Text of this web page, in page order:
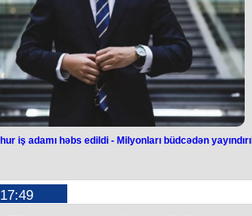
ayrılığı yoxdur. Türkiyə missiyada iştirak etməyəcək,” –
nazirin ofisi bildirib.
ki, Qəzzada vəziyyətin sabitləşdirilməsi və atəşkəsin
təminatı məqsədilə beynəlxalq qüvvələrin
günlər Qərb dövlətləri və ABŞ tərəfindən müzakirə olunur.
bəzi ölkələrin, xüsusilə Türkiyənin, bu
yer almasına qarşı çıxır.
əvvəl bölgəyə “sülh və sabitlik naminə” töhfə
hazır olduğunu bəyan etmişdi.
- Milyonları büdcədən
yayındırıb
iş adamı həbs edildi - Milyonları büdcədən